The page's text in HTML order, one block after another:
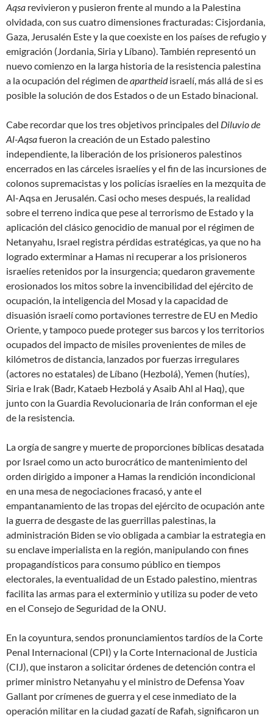
Aqsa revivieron y pusieron frente al mundo a la Palestina
olvidada, con sus cuatro dimensiones fracturadas: Cisjordania,
Gaza, Jerusalén Este y la que coexiste en los países de refugio y
emigración (Jordania, Siria y Líbano). También representó un
nuevo comienzo en la larga historia de la resistencia palestina
a la ocupación del régimen deapartheidisraelí, más allá de si es
posible la solución de dos Estados o de un Estado binacional.
Cabe recordar que los tres objetivos principales del Diluvio de
Al-Aqsafueron la creación de un Estado palestino
independiente, la liberación de los prisioneros palestinos
encerrados en las cárceles israelíes y el fin de las incursiones de
colonos supremacistas y los policías israelíes en la mezquita de
Al-Aqsa en Jerusalén. Casi ocho meses después, la realidad
sobre el terreno indica que pese al terrorismo de Estado y la
aplicación del clásico genocidio de manual por el régimen de
Netanyahu, Israel registra pérdidas estratégicas, ya que no ha
logrado exterminar a Hamas ni recuperar a los prisioneros
israelíes retenidos por la insurgencia; quedaron gravemente
erosionados los mitos sobre la invencibilidad del ejército de
ocupación, la inteligencia del Mosad y la capacidad de
disuasión israelí como portaviones terrestre de EU en Medio
Oriente, y tampoco puede proteger sus barcos y los territorios
ocupados del impacto de misiles provenientes de miles de
kilómetros de distancia, lanzados por fuerzas irregulares
(actores no estatales) de Líbano (Hezbolá), Yemen (hutíes),
Siria e Irak (Badr, Kataeb Hezbolá y Asaib Ahl al Haq), que
junto con la Guardia Revolucionaria de Irán conforman el eje
de la resistencia.
La orgía de sangre y muerte de proporciones bíblicas desatada
por Israel como un acto burocrático de mantenimiento del
orden dirigido a imponer a Hamas la rendición incondicional
en una mesa de negociaciones fracasó, y ante el
empantanamiento de las tropas del ejército de ocupación ante
la guerra de desgaste de las guerrillas palestinas, la
administración Biden se vio obligada a cambiar la estrategia en
su enclave imperialista en la región, manipulando con fines
propagandísticos para consumo público en tiempos
electorales, la eventualidad de un Estado palestino, mientras
facilita las armas para el exterminio y utiliza su poder de veto
en el Consejo de Seguridad de la ONU.
En la coyuntura, sendos pronunciamientos tardíos de la Corte
Penal Internacional (CPI) y la Corte Internacional de Justicia
(CIJ), que instaron a solicitar órdenes de detención contra el
primer ministro Netanyahu y el ministro de Defensa Yoav
Gallant por crímenes de guerra y el cese inmediato de la
operación militar en la ciudad gazatí de Rafah, significaron un